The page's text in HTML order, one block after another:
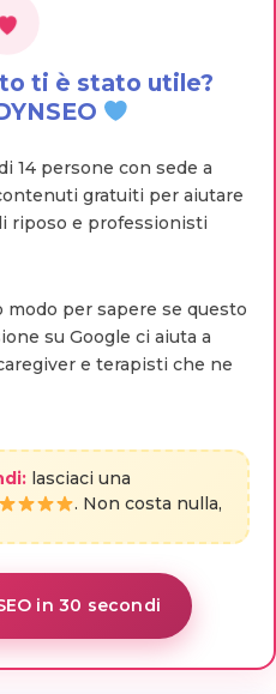
ti è stato utile?
14 persone con sede a
gratuiti per aiutare
riposo e professionisti
per sapere se questo
su Google ci aiuta a
e terapisti che ne
lasciaci una
. Non costa nulla,
in 30 secondi